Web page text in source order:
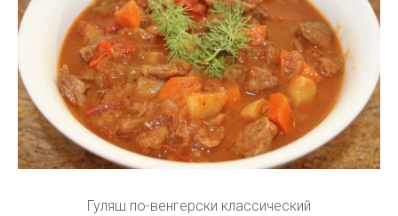
Гуляш по-венгерски классический